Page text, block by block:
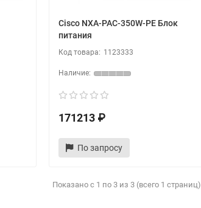
Cisco NXA-PAC-350W-PE Блок
питания
1123333
171213 ₽
По запросу
Показано с 1 по 3 из 3 (всего 1 страниц)